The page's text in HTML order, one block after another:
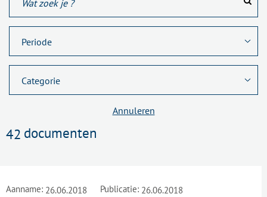
Annuleren
42 documenten
Aanname: 26.06.2018 Publicatie: 26.06.2018